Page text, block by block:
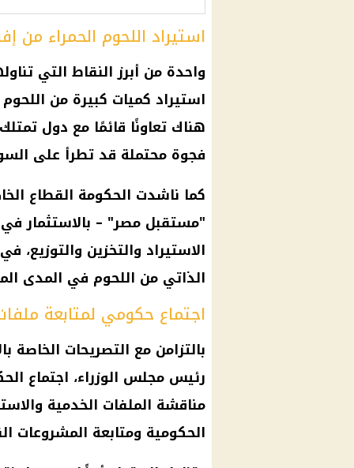
استيراد اللحوم الحمراء من
واحدة من أبرز النقاط التي
استيراد كميات كبيرة من
هناك تعاونًا قائمًا مع دول
فجوة محتملة قد تطرأ على
كما ناشدت الحكومة القطاع
"مستقبل مصر" – بالاستثمار
الاستيراد والتخزين
الذاتي من اللحوم في المدى
اجتماع حكومي لمتابعة
بالتزامن مع التصريحات
رئيس مجلس الوزراء، اجتماع
مناقشة الملفات الخدمية
الحكومية ومتابعة المشروعات